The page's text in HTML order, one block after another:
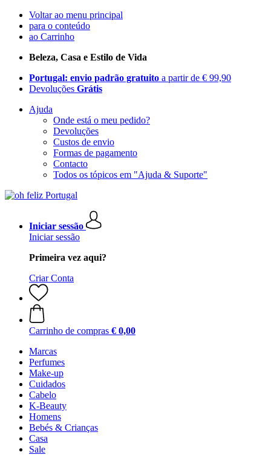
Voltar ao menu principal
para o conteúdo
ao Carrinho
Beleza, Casa e Estilo de Vida
Portugal: envio padrão gratuito a partir de € 99,90
Devoluções Grátis
Ajuda
Onde está o meu pedido?
Devoluções
Custos de envio
Formas de pagamento
Contacto
Todos os tópicos em "Ajuda & Suporte"
Iniciar sessão
Iniciar sessão
Primeira vez aqui?
Criar Conta
Carrinho de compras € 0,00
Marcas
Perfumes
Make-up
Cuidados
Cabelo
K-Beauty
Homens
Bebés & Crianças
Casa
Sale